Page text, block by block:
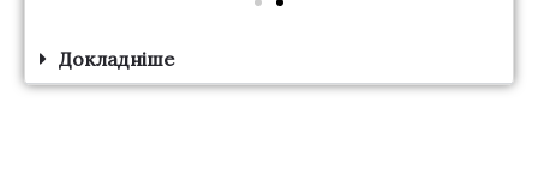
Докладніше